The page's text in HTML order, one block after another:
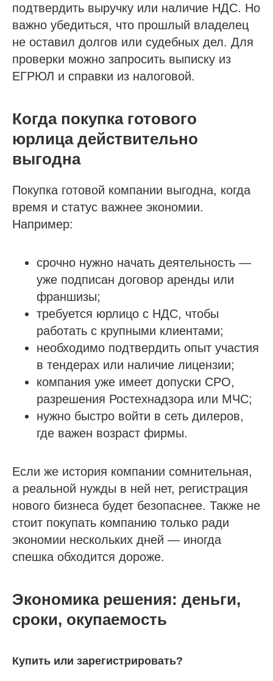
подтвердить выручку или наличие НДС. Но
важно убедиться, что прошлый владелец
не оставил долгов или судебных дел. Для
проверки можно запросить выписку из
ЕГРЮЛ и справки из налоговой.
Когда покупка готового
юрлица действительно
выгодна
Покупка готовой компании выгодна, когда
время и статус важнее экономии.
Например:
срочно нужно начать деятельность —
уже подписан договор аренды или
франшизы;
требуется юрлицо с НДС, чтобы
работать с крупными клиентами;
необходимо подтвердить опыт участия
в тендерах или наличие лицензии;
компания уже имеет допуски СРО,
разрешения Ростехнадзора или МЧС;
нужно быстро войти в сеть дилеров,
где важен возраст фирмы.
Если же история компании сомнительная,
а реальной нужды в ней нет, регистрация
нового бизнеса будет безопаснее. Также не
стоит покупать компанию только ради
экономии нескольких дней — иногда
спешка обходится дороже.
Экономика решения: деньги,
сроки, окупаемость
Купить или зарегистрировать?